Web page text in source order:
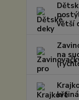
větší
na